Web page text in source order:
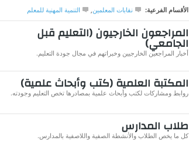
الأقسام الفرعية:
نقابات المعلمين التنمية المهنية للمعلم
المراجعون الخارجيون (التعليم قبل
الجامعي)
أخبار المراجعين الخارجيين وخبراتهم في مجال جودة التعليم.
المكتبة العلمية (كتب وأبحاث علمية)
روابط ومشاركات لكتب وأبحاث علمية بمصادرها تخص التعليم وجودته.
طلاب المدارس
كل ما يخص الطلاب والأنشطة الصفية واللاصفية بالمدارس.